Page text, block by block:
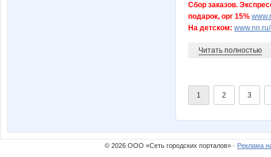
Сбор заказов.
подарок, орг 15%
На детском:
Читать полностью
1 2 3
© 2026 ООО «Сеть городских порталов» · Реклама